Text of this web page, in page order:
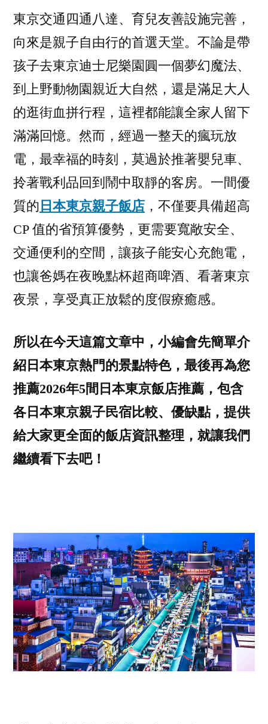
房
網
站：
2026
年
顧
逛
街
行
程、
景
旁
的
東
級
店
全
集
東京交通四通八達、育兒友善設施完善，
向來是親子自由行的首選天堂。不論是帶
孩子去東京迪士尼樂園圓一個夢幻魔法、
到上野動物園親近大自然，還是滿足大人
的逛街血拼行程，這裡都能讓全家人留下
滿滿回憶。然而，經過一整天的瘋玩放
電，最幸福的時刻，莫過於推著嬰兒車、
拎著戰利品回到鬧中取靜的客房。一間優
質的 日本東京親子飯店 ，不僅要具備超高
CP 值的省預算優勢，更需要寬敞安全、
交通便利的空間，讓孩子能安心充飽電，
也讓爸媽在夜晚點杯超商啤酒、看著東京
夜景，享受真正放鬆的度假療癒感。
所以在今天這篇文章中，小編會先簡單介
紹日本東京熱門的景點特色，最後再為您
推薦2026年5間日本東京飯店推薦，包含
各日本東京親子民宿比較、優缺點，提供
給大家更全面的飯店資訊整理，就讓我們
繼續看下去吧！